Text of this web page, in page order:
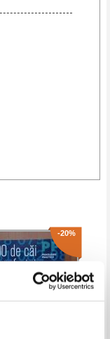
-20%